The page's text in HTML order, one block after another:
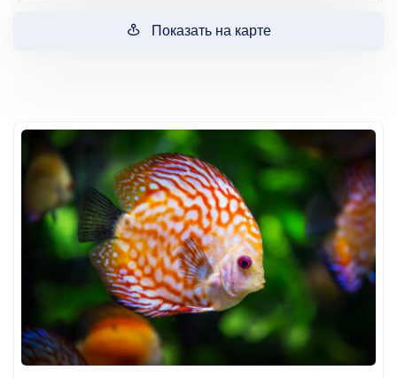
Показать на карте